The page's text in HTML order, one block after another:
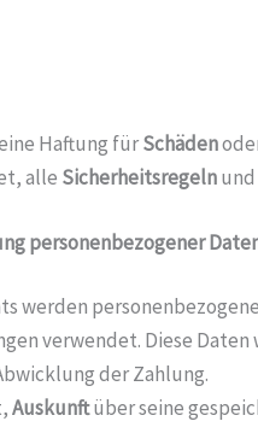
Haftung fürSchäden
alle Sicherheitsregeln
personenbezogener
werden
verwendet. Diese
der Zahlung.
Auskunftüber seine